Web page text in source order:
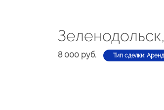
8 000 руб. Тип сделки: